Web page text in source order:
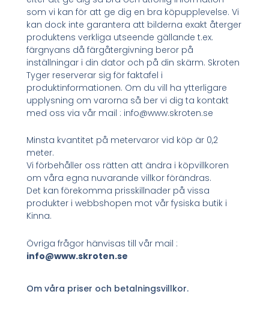
som vi kan för att ge dig en bra köpupplevelse. Vi
kan dock inte garantera att bilderna exakt återger
produktens verkliga utseende gällande t.ex.
färgnyans då färgåtergivning beror på
inställningar i din dator och på din skärm. Skroten
Tyger reserverar sig för faktafel i
produktinformationen. Om du vill ha ytterligare
upplysning om varorna så ber vi dig ta kontakt
med oss via vår mail : info@www.skroten.se
Minsta kvantitet på metervaror vid köp är 0,2
meter.
Vi förbehåller oss rätten att ändra i köpvillkoren
om våra egna nuvarande villkor förändras.
Det kan förekomma prisskillnader på vissa
produkter i webbshopen mot vår fysiska butik i
Kinna.
Övriga frågor hänvisas till vår mail :
info@www.skroten.se
Om våra priser och betalningsvillkor.